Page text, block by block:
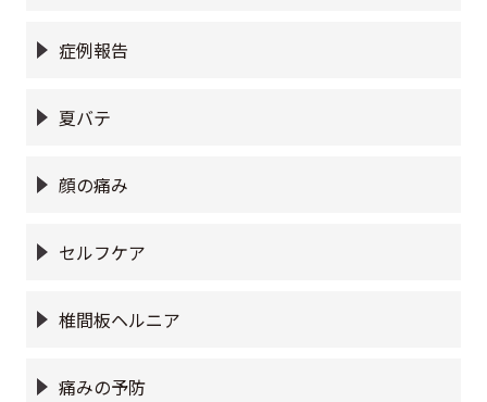
症例報告
夏バテ
顔の痛み
セルフケア
椎間板ヘルニア
痛みの予防